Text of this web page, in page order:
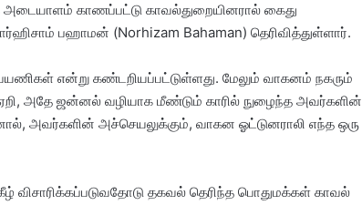
காணப்பட்டு காவல்துறையினரால் கைது
பஹாமன் (Norhizam Bahaman) தெரிவித்துள்ளார்.
என்று கண்டறியப்பட்டுள்ளது. மேலும் வாகனம் நகரும்
அதே ஜன்னல் வழியாக மீண்டும் காரில் நுழைந்த அவர்களின்
அவர்களின் அச்செயலுக்கும், வாகன ஓட்டுனராலி எந்த ஒரு
விசாரிக்கப்படுவதோடு தகவல் தெரிந்த பொதுமக்கள் காவல்